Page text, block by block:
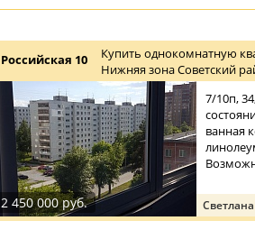
Российская 10
Купить однокомнатную
Нижняя зона Советский
2 450 000 руб.
7/10п,
ванная
Светлана